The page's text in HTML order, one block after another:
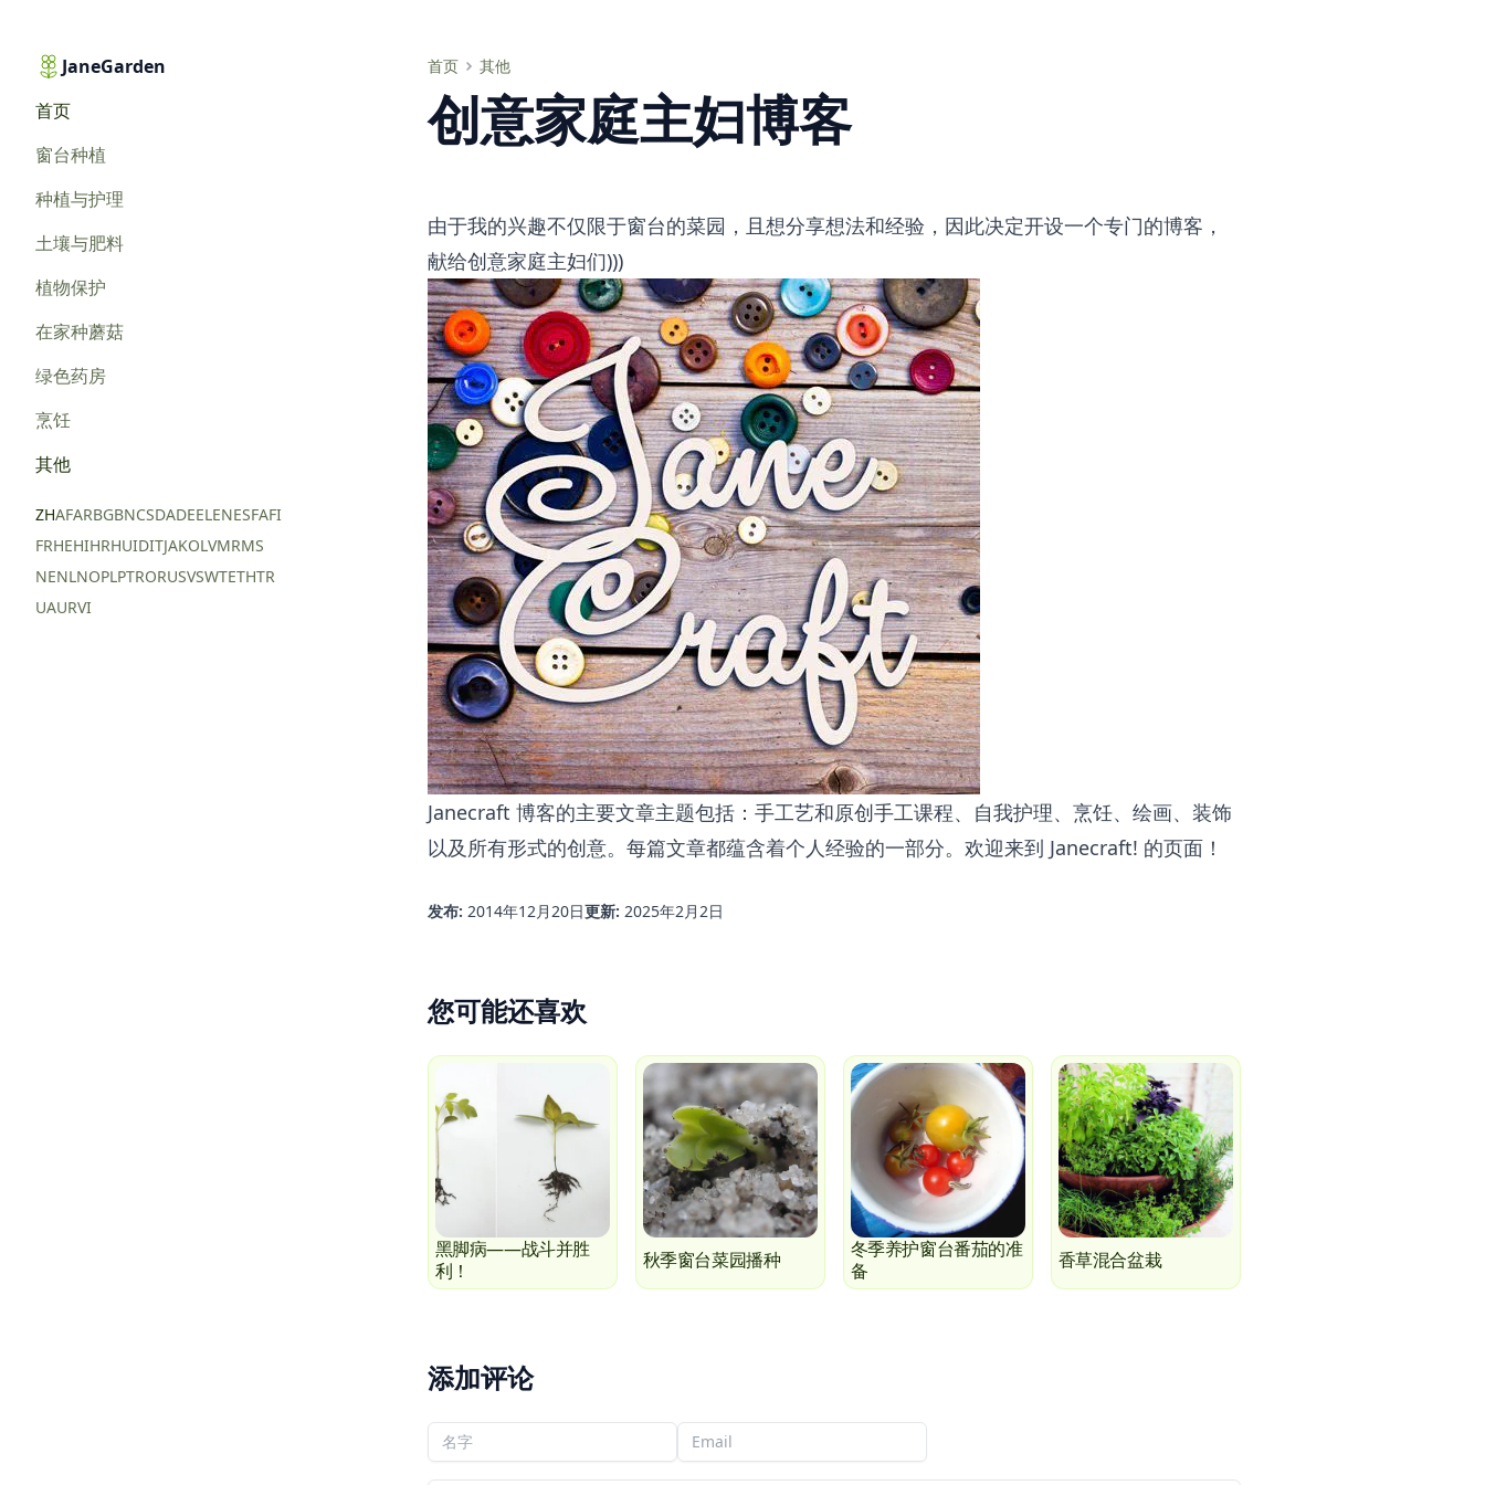
JaneGarden
首页
窗台种植
种植与护理
土壤与肥料
植物保护
在家种蘑菇
绿色药房
烹饪
其他
ZHAFARBGBNCSDADEELENESFAFI
FRHEHIHRHUIDITJAKOLVMRMS
NENLNOPLPTRORUSVSWTETHTR
UAURVI
首页 其他
创意家庭主妇博客
创意家庭主妇博客
由于我的兴趣不仅限于窗台的菜园，且想分享想法和经验，因此决定开设一个专门的博客，
献给创意家庭主妇们)))
Janecraft 博客的主要文章主题包括：手工艺和原创手工课程、自我护理、烹饪、绘画、装饰
以及所有形式的创意。每篇文章都蕴含着个人经验的一部分。欢迎来到 Janecraft! 的页面！
发布: 2014年12月20日更新: 2025年2月2日
您可能还喜欢
黑脚病——战斗并胜
利！
秋季窗台菜园播种
冬季养护窗台番茄的准
备
香草混合盆栽
添加评论
您的名字 您的电子邮件